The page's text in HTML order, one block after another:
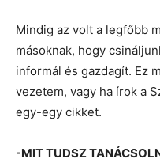
Mindig az volt a legfőbb
másoknak, hogy
informál és gazdagít. Ez
vezetem, vagy ha írok a
egy-egy cikket.
-MIT TUDSZ